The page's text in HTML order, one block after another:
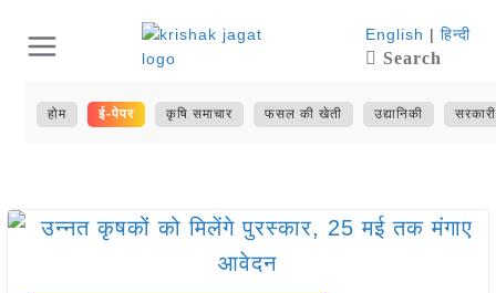
content
English | हिन्दी
Search
होम ई-पेपर कृषि समाचार फसल की खेती उद्यानिकी